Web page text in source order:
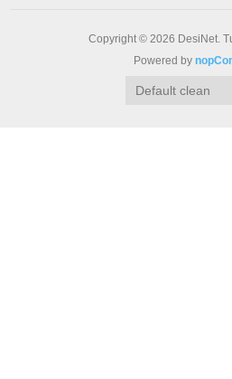
Copyright © 2026 DesiNet.
Powered by